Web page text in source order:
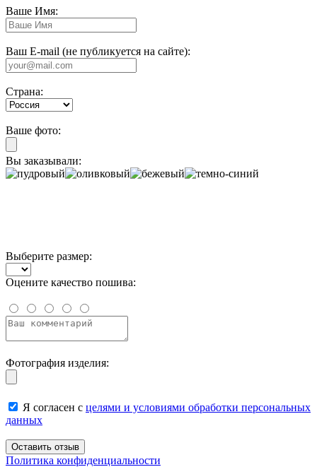
Ваше Имя:
Ваш E-mail (не публикуется на сайте):
Страна:
Ваше фото:
Вы заказывали:
Выберите размер:
Оцените качество пошива:
Фотография изделия:
Я согласен с целями и условиями обработки персональных
данных
Политика конфиденциальности